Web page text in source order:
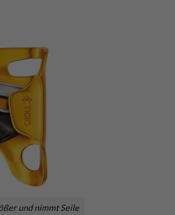
und nimmt Seile